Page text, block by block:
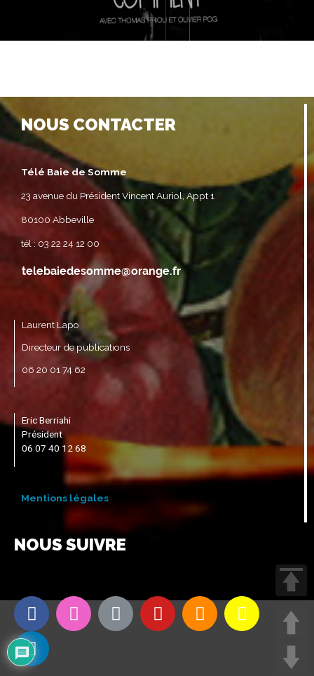
NOUS CONTACTER
Télé Baie de Somme
23 avenue du Président Vincent Auriol, Appt 1
80100 Abbeville
tél : 03 22 24 12 00
Laurent Lapo
Directeur de publications
06 20 01 74 62
Eric Berriahi
Président
06 07 40 12 68
Mentions légales
NOUS SUIVRE